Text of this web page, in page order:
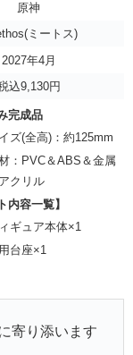
原神
ミートス)
2027年4月
込9,130円
完成品
ズ(全高)：約125mm
：PVC＆ABS＆金属
クリル
内容一覧】
ギュア本体×1
台座×1
寄り添います